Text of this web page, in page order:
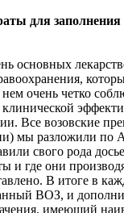
для заполнения
основных
очень четко
Все возовские
мы разложили по
свого рода
и где они
В итоге в
ВОЗ, и
имеющий